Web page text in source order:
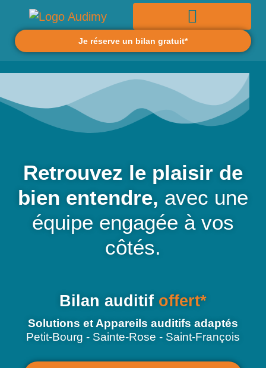
Je réserve un bilan gratuit*
Retrouvez le plaisir de
bien entendre, avec une
équipe engagée à vos
côtés.
Bilan auditif offert*
Solutions et Appareils auditifs adaptés
Petit-Bourg - Sainte-Rose - Saint-François